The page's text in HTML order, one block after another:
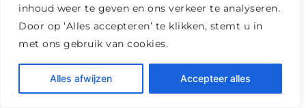
inhoud weer te geven en ons verkeer te analyseren.
Door op ‘Alles accepteren’ te klikken, stemt u in
met ons gebruik van cookies.
Alles afwijzen Accepteer alles